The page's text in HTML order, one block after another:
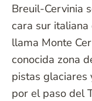
Breuil-Cervinia
cara sur
llama Monte
conocida zona
pistas glaciares
por el paso del